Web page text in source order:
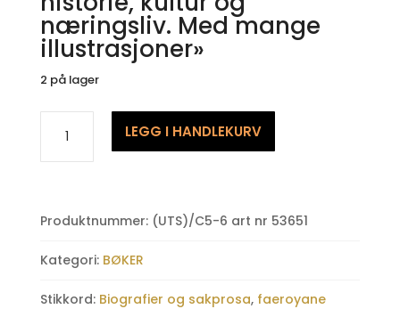
næringsliv. Med mange
illustrasjoner»
2 på lager
antall
LEGG I HANDLEKURV
Produktnummer: (UTS)/C5-6 art nr 53651
Kategori: BØKER
Stikkord: Biografier og sakprosa, faeroyane